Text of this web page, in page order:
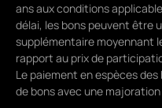
ans aux conditions
délai, les bons peuvent être
supplémentaire moyennant
rapport au prix de
Le paiement en espèces
de bons avec une